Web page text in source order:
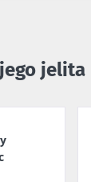
jelita